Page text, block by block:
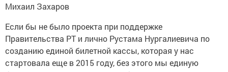
Михаил Захаров
Если бы не было проекта при поддержке
Правительства РТ и лично Рустама Нургалиевича по
созданию единой билетной кассы, которая у нас
стартовала еще в 2015 году, без этого мы единую